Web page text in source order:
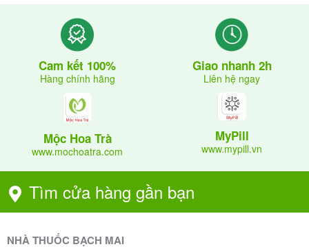
người cho bé. Nếu để ý, mẹ sẽ nhận thấy môi bé bị
tái đi lúc mới cho ra khỏi chậu và quá trình được mẹ ủ
ấm, môi bé sẽ hồng trở lại. Khi thấy môi bé hồng trở
lại, hãy từ từ mở khăn, mở đến đâu mặc quần áo cho
bé đến đấy.
Khi lau người cho con, mẹ hãy chú ý đến ngực, lưng,
mặt nhưng bộ phận rất quan trọng phải lau khô và
giữ ấm ngay đó là gan bàn chân.
Cam kết 100%
Hàng chính hãng
Giao nhanh 2h
Liên hệ ngay
Mộc Hoa Trà
www.mochoatra.com
MyPill
www.mypill.vn
Tìm cửa hàng gần bạn
NHÀ THUỐC BẠCH MAI